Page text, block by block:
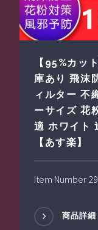
【95%カッ
庫あり 飛沫
ィルター 不
ーサイズ 花
適 ホワイト
【あす楽】
Item Number 29
商品詳細